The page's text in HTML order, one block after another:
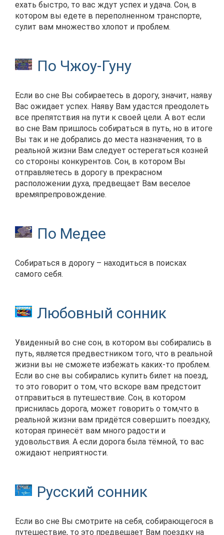
ехать быстро, то вас ждут успех и удача. Сон, в
котором вы едете в переполненном транспорте,
сулит вам множество хлопот и проблем.
По Чжоу-Гуну
Если во сне Вы собираетесь в дорогу, значит, наяву
Вас ожидает успех. Наяву Вам удастся преодолеть
все препятствия на пути к своей цели. А вот если
во сне Вам пришлось собираться в путь, но в итоге
Вы так и не добрались до места назначения, то в
реальной жизни Вам следует остерегаться козней
со стороны конкурентов. Сон, в котором Вы
отправляетесь в дорогу в прекрасном
расположении духа, предвещает Вам веселое
времяпрепровождение.
По Медее
Собираться в дорогу – находиться в поисках
самого себя.
Любовный сонник
Увиденный во сне сон, в котором вы собирались в
путь, является предвестником того, что в реальной
жизни вы не сможете избежать каких-то проблем.
Если во сне вы собирались купить билет на поезд,
то это говорит о том, что вскоре вам предстоит
отправиться в путешествие. Сон, в котором
приснилась дорога, может говорить о том,что в
реальной жизни вам придётся совершить поездку,
которая принесёт вам много радости и
удовольствия. А если дорога была тёмной, то вас
ожидают неприятности.
Русский сонник
Если во сне Вы смотрите на себя, собирающегося в
путешествие, то это предвещает Вам поездку на